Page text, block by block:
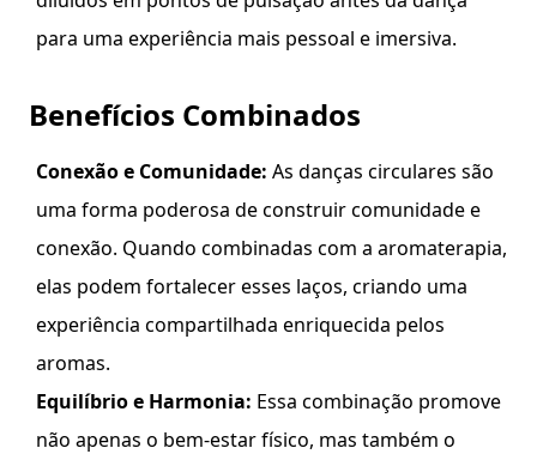
para uma experiência mais pessoal e imersiva.
Benefícios Combinados
Conexão e Comunidade: As danças circulares são
uma forma poderosa de construir comunidade e
conexão. Quando combinadas com a aromaterapia,
elas podem fortalecer esses laços, criando uma
experiência compartilhada enriquecida pelos
aromas.
Equilíbrio e Harmonia: Essa combinação promove
não apenas o bem-estar físico, mas também o